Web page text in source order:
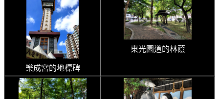
樂成宮的地標碑
東光園道的林蔭